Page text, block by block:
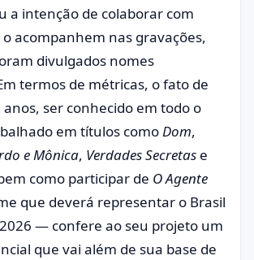
a intenção de colaborar com
acompanhem nas gravações,
divulgados nomes
termos de métricas, o fato de
ser conhecido em todo o
em títulos comoDom,
e Mônica, Verdades Secretas e
como participar de O Agente
que deverá representar o Brasil
— confere ao seu projeto um
que vai além de sua base de